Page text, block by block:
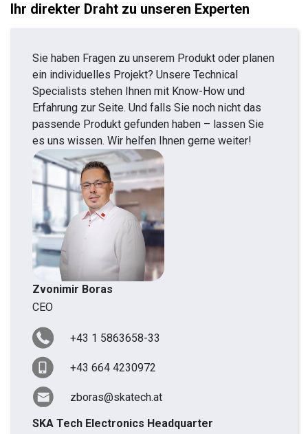
Ihr direkter Draht zu unseren Experten
Sie haben Fragen zu unserem Produkt oder planen
ein individuelles Projekt? Unsere Technical
Specialists stehen Ihnen mit Know-How und
Erfahrung zur Seite. Und falls Sie noch nicht das
passende Produkt gefunden haben – lassen Sie
es uns wissen. Wir helfen Ihnen gerne weiter!
Zvonimir Boras
CEO
+43 1 5863658-33
+43 664 4230972
zboras@skatech.at
SKA Tech Electronics Headquarter